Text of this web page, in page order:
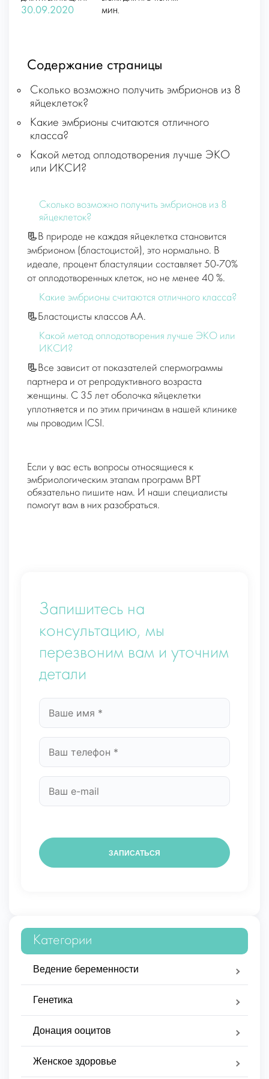
30.09.2020
МИН.
Содержание страницы
Сколько возможно получить эмбрионов из 8
яйцеклеток?
Какие эмбрионы считаются отличного
класса?
Какой метод оплодотворения лучше ЭКО
или ИКСИ?
Сколько возможно получить эмбрионов из 8
яйцеклеток?
📃В природе не каждая яйцеклетка становится
эмбрионом (бластоцистой), это нормально. В
идеале, процент бластуляции составляет 50-70%
от оплодотворенных клеток, но не менее 40 %.
Какие эмбрионы считаются отличного класса?
📃Бластоцисты классов АА.
Какой метод оплодотворения лучше ЭКО или
ИКСИ?
📃Все зависит от показателей спермограммы
партнера и от репродуктивного возраста
женщины. С 35 лет оболочка яйцеклетки
уплотняется и по этим причинам в нашей клинике
мы проводим ICSI.
Если у вас есть вопросы относящиеся к
эмбриологическим этапам программ ВРТ
обязательно пишите нам. И наши специалисты
помогут вам в них разобраться.
Запишитесь на
консультацию, мы
перезвоним вам и уточним
детали
Категории
Ведение беременности
Генетика
Донация ооцитов
Женское здоровье